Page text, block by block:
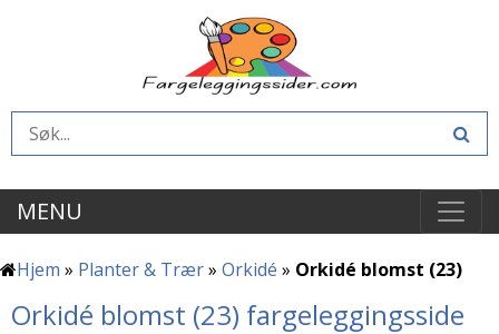
MENU
Hjem » Planter & Trær» Orkidé » Orkidé blomst (23)
Orkidé blomst (23) fargeleggingsside